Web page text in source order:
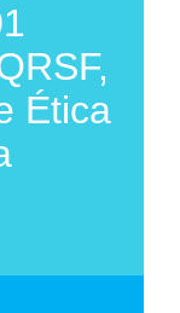
Ética